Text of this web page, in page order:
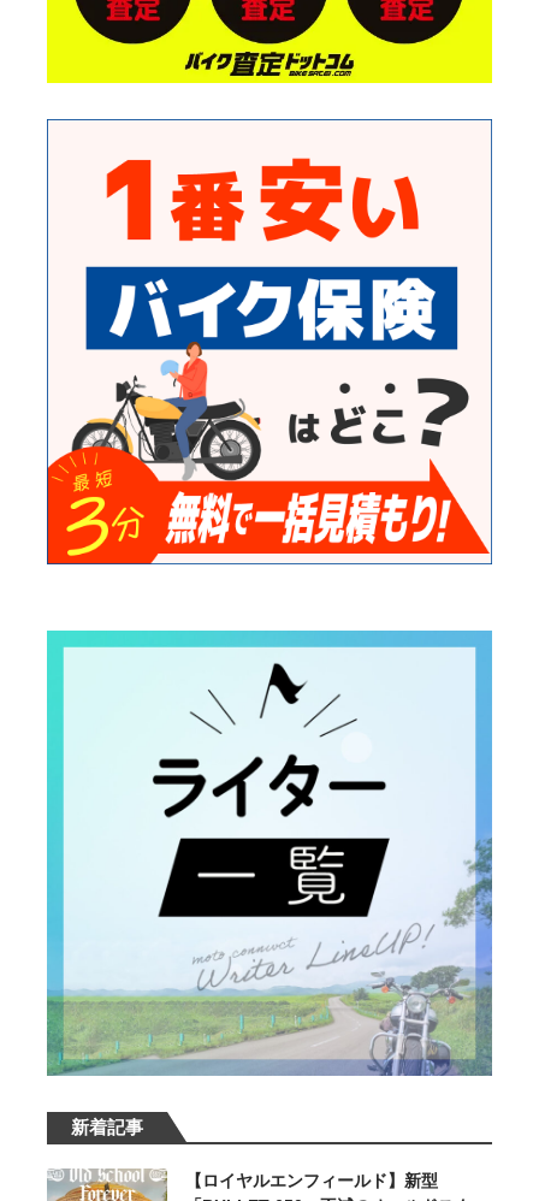
新着記事
【ロイヤルエンフィールド】新型